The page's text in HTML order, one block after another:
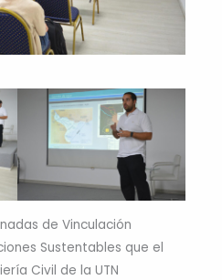
de Vinculación
Sustentables que el
Civil de la UTN